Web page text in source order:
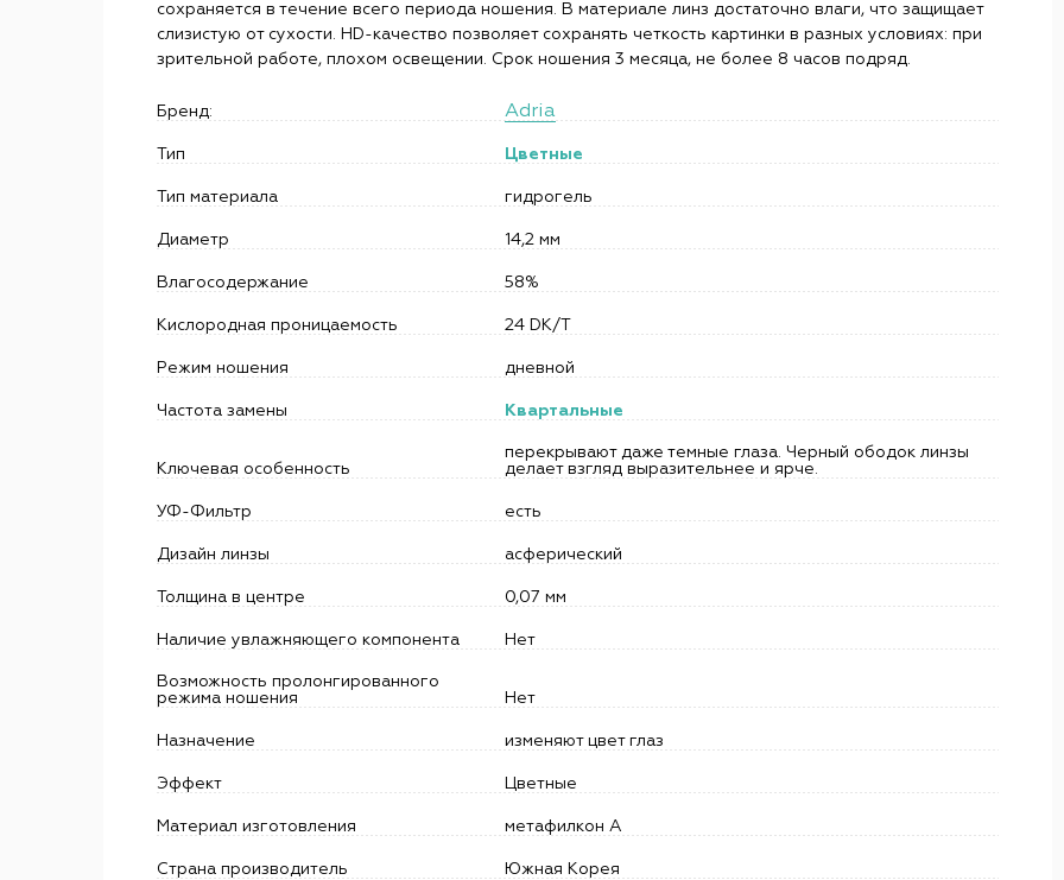
сохраняется в течение всего периода ношения. В материале линз достаточно влаги, что защищает
слизистую от сухости. HD-качество позволяет сохранять четкость картинки в разных условиях: при
зрительной работе, плохом освещении. Срок ношения 3 месяца, не более 8 часов подряд.
Бренд: Adria
Тип Цветные
Тип материала гидрогель
Диаметр 14,2 мм
Влагосодержание 58%
Кислородная проницаемость 24 DK/T
Режим ношения дневной
Частота замены Квартальные
Ключевая особенность
перекрывают даже темные глаза. Черный ободок линзы
делает взгляд выразительнее и ярче.
УФ-Фильтр есть
Дизайн линзы асферический
Толщина в центре 0,07 мм
Наличие увлажняющего компонента Нет
Возможность пролонгированного
режима ношения
Нет
Назначение изменяют цвет глаз
Эффект Цветные
Материал изготовления метафилкон А
Страна производитель Южная Корея